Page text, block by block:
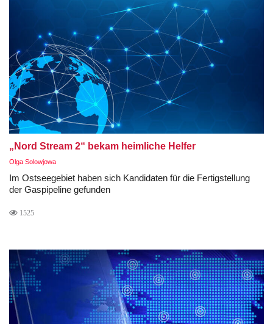
„Nord Stream 2“ bekam heimliche Helfer
Olga Solowjowa
Im Ostseegebiet haben sich Kandidaten für die Fertigstellung
der Gaspipeline gefunden
1525